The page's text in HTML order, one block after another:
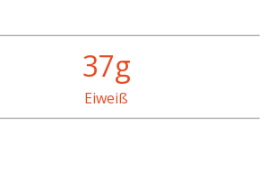
37g
Eiweiß